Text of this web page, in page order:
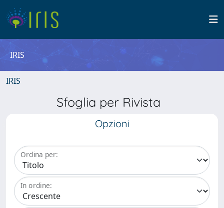
IRIS
IRIS
Sfoglia per Rivista
Opzioni
Ordina per:
In ordine: